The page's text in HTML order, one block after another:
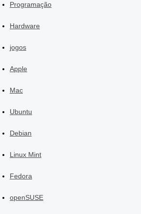
Programação
Hardware
jogos
Apple
Mac
Ubuntu
Debian
Linux Mint
Fedora
openSUSE